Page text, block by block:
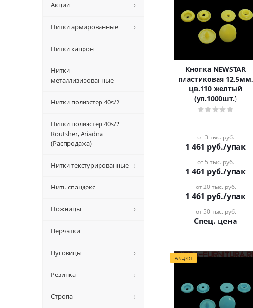
Кнопка NEWSTAR
пластиковая 12,5мм,
цв.110 желтый
(уп.1000шт.)
от 3 тыс. руб.
1 461 руб./упак
от 5 тыс. руб.
1 461 руб./упак
от 20 тыс. руб.
1 461 руб./упак
от 50 тыс. руб.
Спец. цена
АКЦИЯ
Акции
Нитки армированные
Нитки капрон
Нитки
металлизированные
Нитки полиэстер 40s/2
Нитки полиэстер 40s/2
Routsher, Ariadna
(Распродажа)
Нитки текстурированные
Нить спандекс
Ножницы
Перчатки
Пуговицы
Резинка
Стропа